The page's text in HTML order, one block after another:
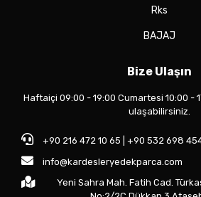
Rks
BAJAJ
Bize Ulaşın
Haftaiçi 09:00 - 19:00 Cumartesi 10:00 -
ulaşabilirsiniz.
+90 216 472 10 65 | +90 532 698
info@kardesleryedekparca.com
Yeni Sahra Mah. Fatih Cad.